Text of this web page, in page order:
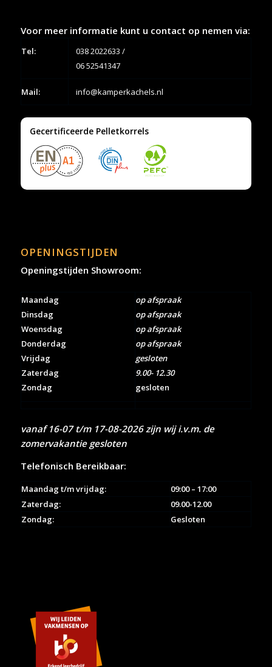
Voor meer informatie kunt u contact op nemen via:
Tel: 038 2022633 /
06 52541347
Mail: info@kamperkachels.nl
Gecertificeerde Pelletkorrels
OPENINGSTIJDEN
Openingstijden Showroom:
Maandag
Dinsdag
Woensdag
Donderdag
Vrijdag
Zaterdag
Zondag
op afspraak
op afspraak
op afspraak
op afspraak
gesloten
9.00- 12.30
gesloten
vanaf 16-07 t/m 17-08-2026 zijn wij i.v.m. de
zomervakantie gesloten
Telefonisch Bereikbaar:
Maandag t/m vrijdag:
09:00 – 17:00
Zaterdag:
09.00-12.00
Zondag:
Gesloten